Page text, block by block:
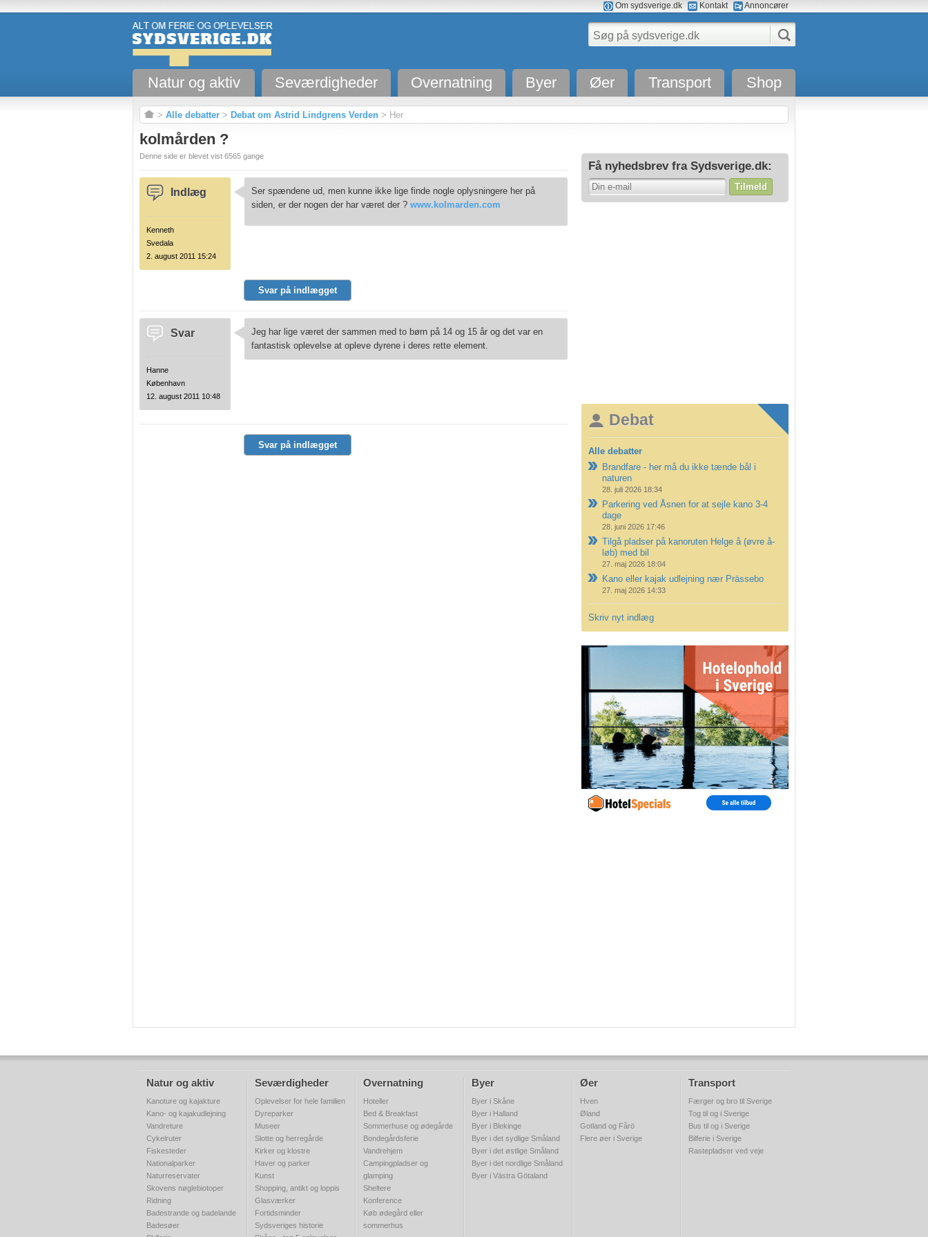
Om sydsverige.dk Kontakt Annoncører
Natur og aktiv Seværdigheder Overnatning Byer Øer Transport Shop
> Alle debatter > Debat om Astrid Lindgrens Verden > Her
Få nyhedsbrev fra Sydsverige.dk:
Tilmeld
Debat
Alle debatter
Brandfare - her må du ikke tænde bål i
naturen
28. juli 2026 18:34
Parkering ved Åsnen for at sejle kano 3-4
dage
28. juni 2026 17:46
Tilgå pladser på kanoruten Helge å (øvre å-
løb) med bil
27. maj 2026 18:04
Kano eller kajak udlejning nær Prässebo
27. maj 2026 14:33
Skriv nyt indlæg
kolmården ?
Denne side er blevet vist 6565 gange
Indlæg
Kenneth
Svedala
2. august 2011 15:24
Ser spændene ud, men kunne ikke lige finde nogle oplysningere her på
siden, er der nogen der har været der ? www.kolmarden.com
Svar på indlægget
Svar
Hanne
København
12. august 2011 10:48
Jeg har lige været der sammen med to børn på 14 og 15 år og det var en
fantastisk oplevelse at opleve dyrene i deres rette element.
Svar på indlægget
Natur og aktiv
Kanoture og kajakture
Kano- og kajakudlejning
Vandreture
Cykelruter
Fiskesteder
Nationalparker
Naturreservater
Skovens nøglebiotoper
Ridning
Badestrande og badelande
Badesøer
Seværdigheder
Oplevelser for hele familien
Dyreparker
Museer
Slotte og herregårde
Kirker og klostre
Haver og parker
Kunst
Shopping, antikt og loppis
Glasværker
Fortidsminder
Sydsveriges historie
Overnatning
Hoteller
Bed & Breakfast
Sommerhuse og ødegårde
Bondegårdsferie
Vandrehjem
Campingpladser og
glamping
Sheltere
Konference
Køb ødegård eller
sommerhus
Byer
Byer i Skåne
Byer i Halland
Byer i Blekinge
Byer i det sydlige Småland
Byer i det østlige Småland
Byer i det nordlige Småland
Byer i Västra Götaland
Øer
Hven
Øland
Gotland og Fårö
Flere øer i Sverige
Transport
Færger og bro til Sverige
Tog til og i Sverige
Bus til og i Sverige
Bilferie i Sverige
Rastepladser ved veje